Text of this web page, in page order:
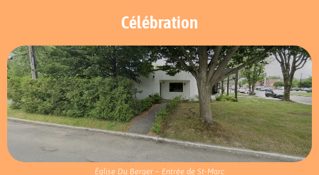
Célébration
Église Du Berger – Entrée de St-Marc